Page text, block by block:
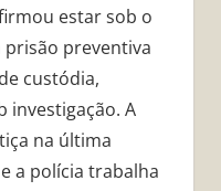
estar sob o
prisão preventiva
custódia,
investigação. A
na última
a polícia trabalha